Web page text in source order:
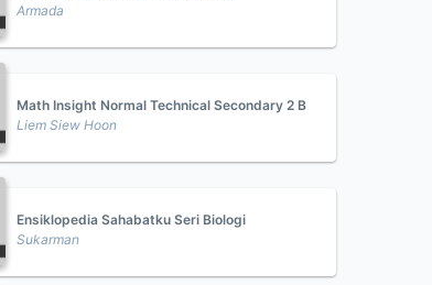
Armada
Math Insight Normal Technical Secondary 2 B
Liem Siew Hoon
Ensiklopedia Sahabatku Seri Biologi
Sukarman